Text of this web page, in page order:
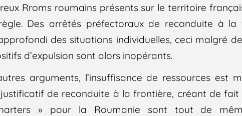
Rroms roumains présents sur le territoire
Des arrêtés préfectoraux de reconduite à la
des situations individuelles, ceci malgré
d’expulsion sont alors inopérants.
arguments, l’insuffisance de ressources est
de reconduite à la frontière, créant de
» pour la Roumanie sont tout de